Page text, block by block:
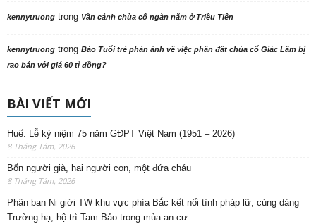
kennytruong trong Vãn cảnh chùa cổ ngàn năm ở Triều Tiên
kennytruong trong Báo Tuổi trẻ phản ảnh về việc phần đất chùa cổ Giác Lâm bị
rao bán với giá 60 tỉ đồng?
BÀI VIẾT MỚI
Huế: Lễ kỷ niệm 75 năm GĐPT Việt Nam (1951 – 2026)
8 Tháng Tám, 2026
Bốn người già, hai người con, một đứa cháu
8 Tháng Tám, 2026
Phân ban Ni giới TW khu vực phía Bắc kết nối tình pháp lữ, cúng dàng
Trường hạ, hộ trì Tam Bảo trong mùa an cư